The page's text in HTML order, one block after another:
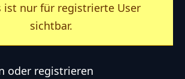
ist nur für registrierte User
sichtbar.
oder registrieren